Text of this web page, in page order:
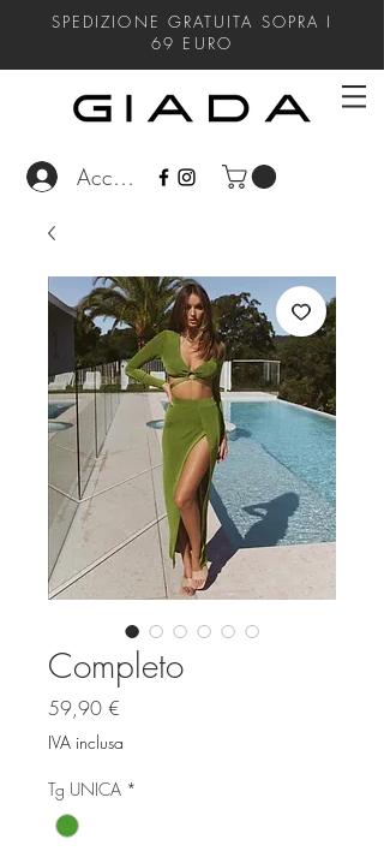
SPEDIZIONE GRATUITA SOPRA I
69 EURO
Accedi
Completo
59,90 €
IVA inclusa
Tg UNICA *